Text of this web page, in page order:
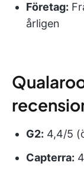
Företag:
årligen
G2: 4,4/5
Capterra: